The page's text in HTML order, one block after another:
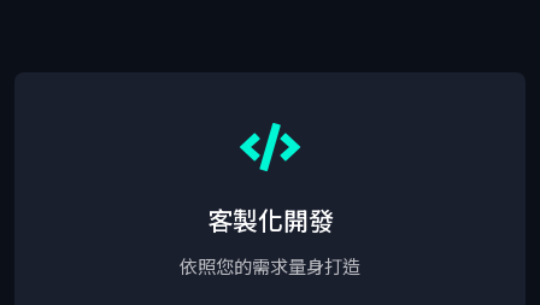
客製化開發
依照您的需求量身打造